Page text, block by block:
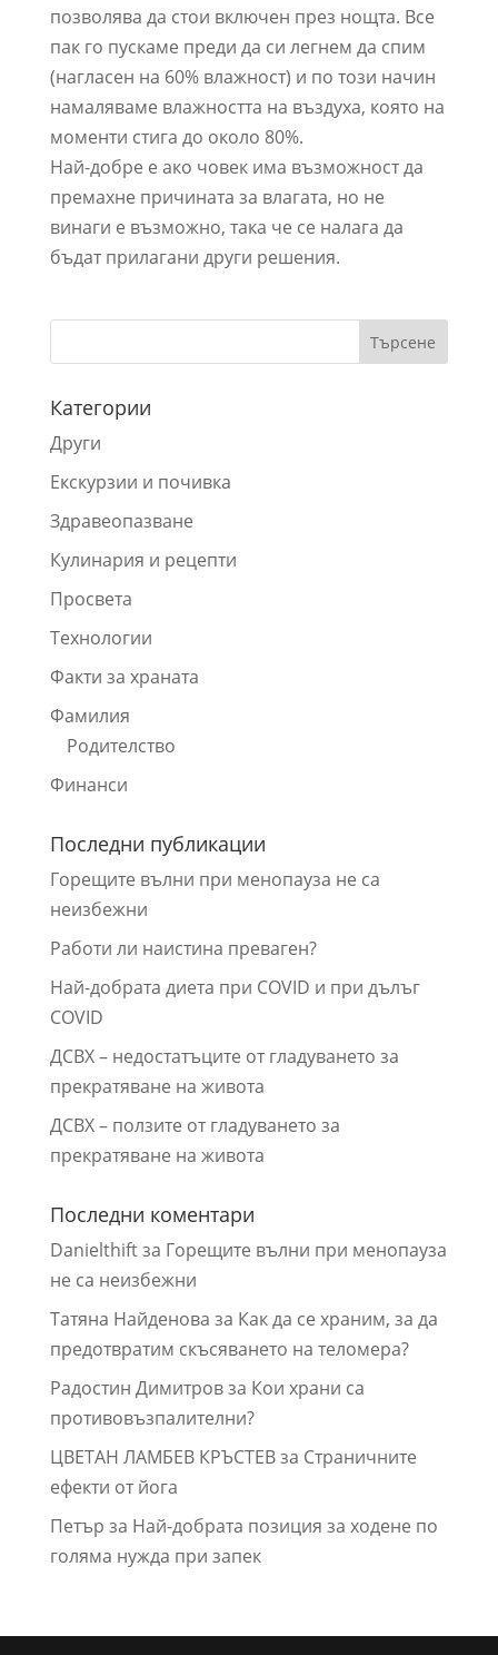
позволява да стои включен през нощта. Все
пак го пускаме преди да си легнем да спим
(нагласен на 60% влажност) и по този начин
намаляваме влажността на въздуха, която на
моменти стига до около 80%.
Най-добре е ако човек има възможност да
премахне причината за влагата, но не
винаги е възможно, така че се налага да
бъдат прилагани други решения.
Категории
Други
Екскурзии и почивка
Здравеопазване
Кулинария и рецепти
Просвета
Технологии
Факти за храната
Фамилия
Родителство
Финанси
Последни публикации
Горещите вълни при менопауза не са
неизбежни
Работи ли наистина преваген?
Най-добрата диета при COVID и при дълъг
COVID
ДСВХ – недостатъците от гладуването за
прекратяване на живота
ДСВХ – ползите от гладуването за
прекратяване на живота
Последни коментари
Danielthiftза Горещите вълни при менопауза
не са неизбежни
Татяна Найденова за Как да се храним, за да
предотвратим скъсяването на теломера?
Радостин Димитровза Кои храни са
противовъзпалителни?
ЦВЕТАН ЛАМБЕВ КРЪСТЕВза Страничните
ефекти от йога
Петър за Най-добрата позиция за ходене по
голяма нужда при запек